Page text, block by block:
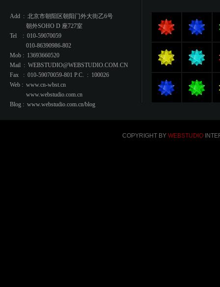
Add : 北京市朝阳区朝阳门外大街乙6号
朝外SOHO D 座727室
Tel : 010-59070059
010-86390986-802
Mob : 13693660520
Mail : WEBSTUDIO@WEBSTUDIO.COM.CN
Fax : 010-59070059-801 P.C. : 100026
Web : www.cn-wbst.cn
www.webstudio.com.cn
Blog : www.webstudio.com.cn/blog
COPYRIGHT BY WEBSTUDIO